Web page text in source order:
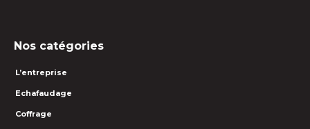
Nos catégories
L’entreprise
Echafaudage
Coffrage